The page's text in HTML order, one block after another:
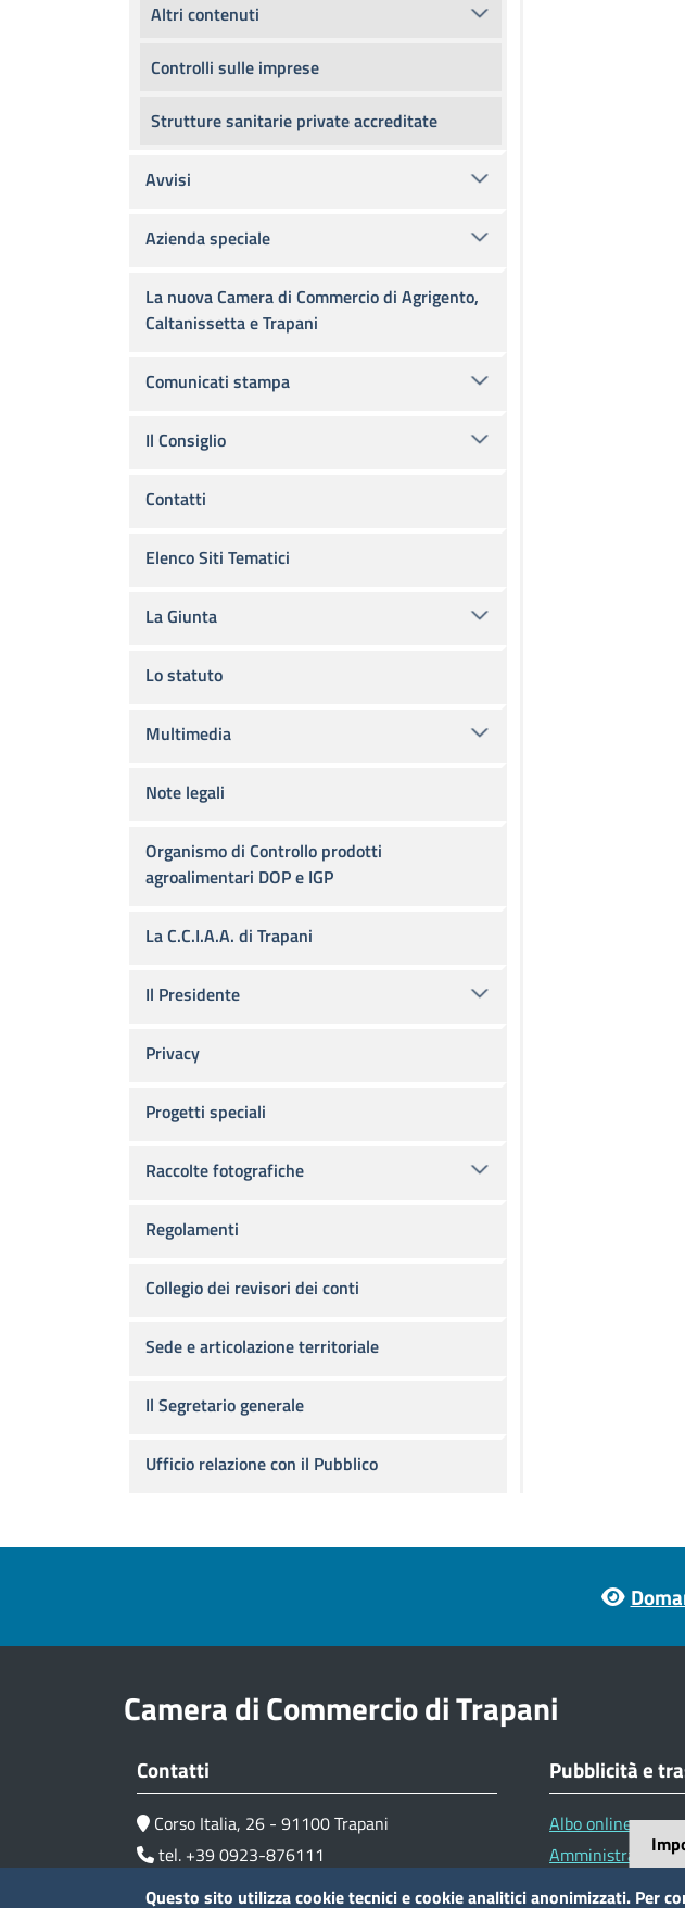
Altri contenuti
Controlli sulle imprese
Strutture sanitarie private accreditate
Avvisi
Azienda speciale
La nuova Camera di Commercio di Agrigento,
Caltanissetta e Trapani
Comunicati stampa
Il Consiglio
Contatti
Elenco Siti Tematici
La Giunta
Lo statuto
Multimedia
Note legali
Organismo di Controllo prodotti
agroalimentari DOP e IGP
La C.C.I.A.A. di Trapani
Il Presidente
Privacy
Progetti speciali
Raccolte fotografiche
Regolamenti
Collegio dei revisori dei conti
Sede e articolazione territoriale
Il Segretario generale
Ufficio relazione con il Pubblico
Camera di Commercio di Trapani
Contatti
Corso Italia, 26 - 91100 Trapani
tel. +39 0923-876111
P.I. 01135070819
Pubblicità e
Albo online
Amministrazione
Avvisi e atti di
Questo sito utilizza cookie tecnici e cookie analitici anonimizzati. Per